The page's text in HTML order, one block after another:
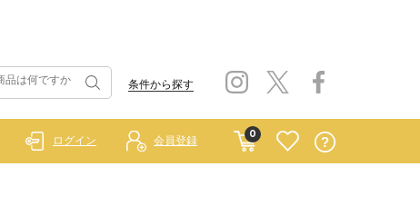
条件から探す
0
ログイン 会員登録